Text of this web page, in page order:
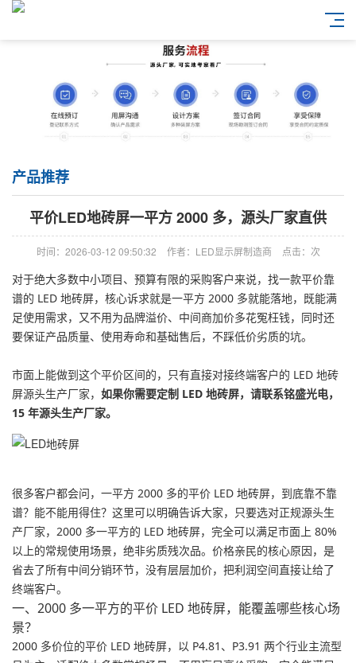
产品推荐
平价LED地砖屏一平方 2000 多，源头厂家直供
时间：2026-03-12 09:50:32 作者：LED显示屏制造商 点击： 次
对于绝大多数中小项目、预算有限的采购客户来说，找一款平价靠
谱的 LED 地砖屏，核心诉求就是一平方 2000 多就能落地，既能满
足使用需求，又不用为品牌溢价、中间商加价多花冤枉钱，同时还
要保证产品质量、使用寿命和基础售后，不踩低价劣质的坑。
市面上能做到这个平价区间的，只有直接对接终端客户的 LED 地砖
屏源头生产厂家， 如果你需要定制 LED 地砖屏，请联系铭盛光电，
15 年源头生产厂家。
很多客户都会问，一平方 2000 多的平价 LED 地砖屏，到底靠不靠
谱？能不能用得住？这里可以明确告诉大家，只要选对正规源头生
产厂家，2000 多一平方的 LED 地砖屏，完全可以满足市面上 80%
以上的常规使用场景，绝非劣质残次品。价格亲民的核心原因，是
省去了所有中间分销环节，没有层层加价，把利润空间直接让给了
终端客户。
一、2000 多一平方的平价 LED 地砖屏，能覆盖哪些核心场
景？
2000 多价位的平价 LED 地砖屏，以 P4.81、P3.91 两个行业主流型